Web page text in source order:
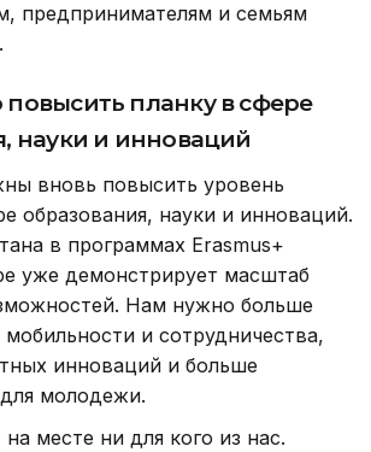
предпринимателям и семьям
планку в сфере
науки и инноваций
вновь повысить уровень
образования, науки и инноваций.
в программах Erasmus+
уже демонстрирует масштаб
Нам нужно больше
и сотрудничества,
инноваций и больше
молодежи.
месте ни для кого из нас.